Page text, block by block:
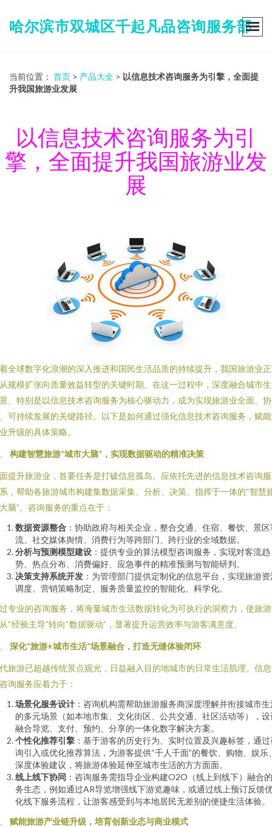
哈尔滨市双城区千起凡品咨询服务部
当前位置： 首页 > 产品大全 > 以信息技术咨询服务为引擎，全面提
升我国旅游业发展
以信息技术咨询服务为引
擎，全面提升我国旅游业发
展
全球数字化浪潮的深入推进和国民生活品质的持续提升，我国旅游业
规模扩张向质量效益转型的关键时期。在这一过程中，深度融合城市
、特别是以信息技术咨询服务为核心驱动力，成为实现旅游业全面、协
可持续发展的关键路径。以下是如何通过强化信息技术咨询服务，赋
升级的具体策略。
构建智慧旅游“城市大脑”，实现数据驱动的精准决策
提升旅游业，首要任务是打破信息孤岛。应依托先进的信息技术咨询
，帮助各旅游城市构建集数据采集、分析、决策、指挥于一体的“智慧
脑”。咨询服务的重点在于：
数据资源整合 ：协助政府与相关企业，整合交通、住宿、餐饮、景区
流、社交媒体舆情、消费行为等跨部门、跨行业的全域数据。
分析与预测模型建设 ：提供专业的算法模型咨询服务，实现对客流趋
势、热点分布、消费偏好、应急事件的精准预测与智能研判。
决策支持系统开发 ：为管理部门提供定制化的信息平台，实现旅游
调度、营销策略制定、服务质量监控的智能化、科学化。
专业的咨询服务，将海量城市生活数据转化为可执行的洞察力，使旅
“经验主导”转向“数据驱动”，显著提升运营效率与游客满意度。
深化“旅游+城市生活”场景融合，打造无缝体验闭环
旅游已超越传统景点观光，日益融入目的地城市的日常生活肌理。信
询服务应着力于：
场景化服务设计 ：咨询机构需帮助旅游服务商深度理解并衔接城市生
的多元场景（如本地市集、文化街区、公共交通、社区活动等），设
融合导览、支付、预约、分享的一体化数字解决方案。
个性化推荐引擎 ：基于游客的历史行为、实时位置及兴趣标签，通过
询引入或优化推荐算法，为游客提供“千人千面”的餐饮、购物、娱乐
深度体验建议，将旅游体验延伸至城市生活的方方面面。
线上线下协同 ：咨询服务需指导企业构建O2O（线上到线下）融合
务生态，例如通过AR导览增强线下游览趣味，或通过线上预订反馈
化线下服务流程，让游客感受到与本地居民无差别的便捷生活体验。
赋能旅游产业链升级，培育创新业态与商业模式